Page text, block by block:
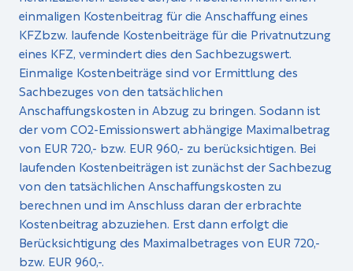
einmaligen Kostenbeitrag für die Anschaffung eines
KFZbzw. laufende Kostenbeiträge für die Privatnutzung
eines KFZ, vermindert dies den Sachbezugswert.
Einmalige Kostenbeiträge sind vor Ermittlung des
Sachbezuges von den tatsächlichen
Anschaffungskosten in Abzug zu bringen. Sodann ist
der vom CO2-Emissionswert abhängige Maximalbetrag
von EUR 720,- bzw. EUR 960,- zu berücksichtigen. Bei
laufenden Kostenbeiträgen ist zunächst der Sachbezug
von den tatsächlichen Anschaffungskosten zu
berechnen und im Anschluss daran der erbrachte
Kostenbeitrag abzuziehen. Erst dann erfolgt die
Berücksichtigung des Maximalbetrages von EUR 720,-
bzw. EUR 960,-.